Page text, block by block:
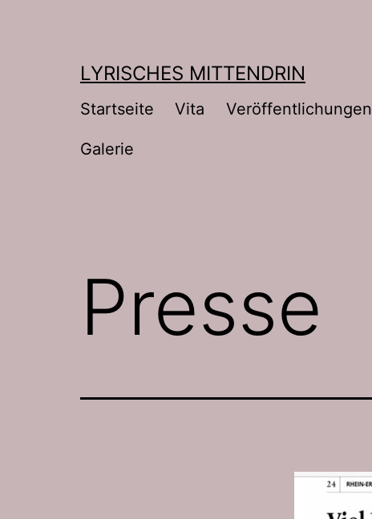
LYRISCHES MITTENDRIN
Startseite Vita Veröffentlichungen
Galerie
Presse